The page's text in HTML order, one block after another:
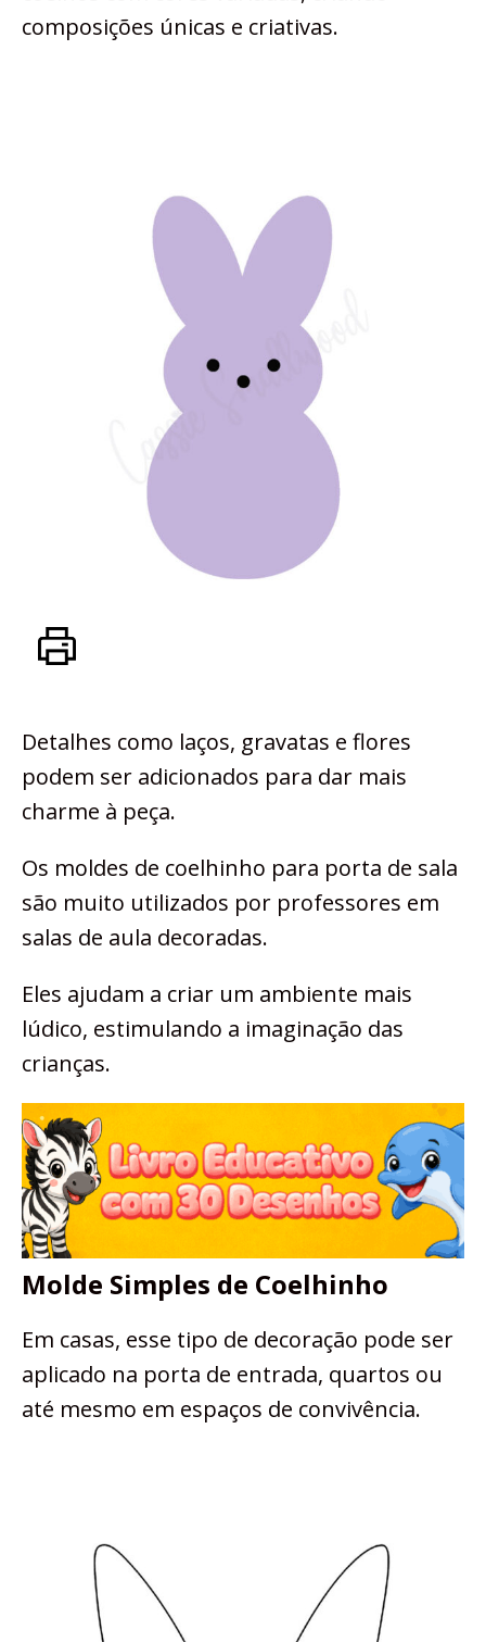
composições únicas e criativas.
Detalhes como laços, gravatas e flores
podem ser adicionados para dar mais
charme à peça.
Os moldes de coelhinho para porta de sala
são muito utilizados por professores em
salas de aula decoradas.
Eles ajudam a criar um ambiente mais
lúdico, estimulando a imaginação das
crianças.
Molde Simples de Coelhinho
Em casas, esse tipo de decoração pode ser
aplicado na porta de entrada, quartos ou
até mesmo em espaços de convivência.